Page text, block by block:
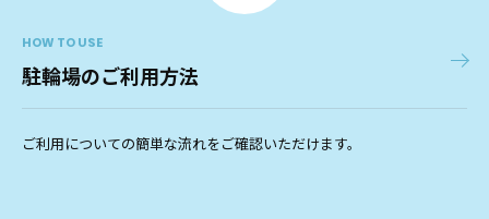
HOW TO USE
駐輪場のご利用方法
ご利用についての簡単な流れをご確認いただけます。